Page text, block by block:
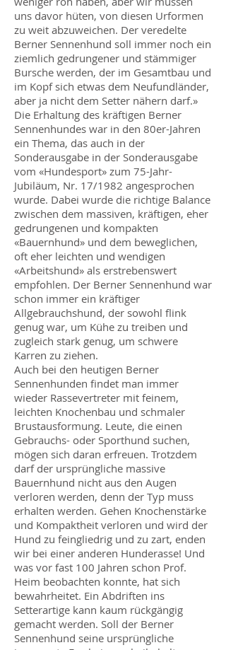
uns davor hüten, von diesen Urformen
zu weit abzuweichen. Der veredelte
Berner Sennenhund soll immer noch ein
ziemlich gedrungener und stämmiger
Bursche werden, der im Gesamtbau und
im Kopf sich etwas dem Neufundländer,
aber ja nicht dem Setter nähern darf.»
Die Erhaltung des kräftigen Berner
Sennenhundes war in den 80er-Jahren
ein Thema, das auch in der
Sonderausgabe in der Sonderausgabe
vom «Hundesport» zum 75-Jahr-
Jubiläum, Nr. 17/1982 angesprochen
wurde. Dabei wurde die richtige Balance
zwischen dem massiven, kräftigen, eher
gedrungenen und kompakten
«Bauernhund» und dem beweglichen,
oft eher leichten und wendigen
«Arbeitshund» als erstrebenswert
empfohlen. Der Berner Sennenhund war
schon immer ein kräftiger
Allgebrauchshund, der sowohl flink
genug war, um Kühe zu treiben und
zugleich stark genug, um schwere
Karren zu ziehen.
Auch bei den heutigen Berner
Sennenhunden findet man immer
wieder Rassevertreter mit feinem,
leichten Knochenbau und schmaler
Brustausformung. Leute, die einen
Gebrauchs- oder Sporthund suchen,
mögen sich daran erfreuen. Trotzdem
darf der ursprüngliche massive
Bauernhund nicht aus den Augen
verloren werden, denn der Typ muss
erhalten werden. Gehen Knochenstärke
und Kompaktheit verloren und wird der
Hund zu feingliedrig und zu zart, enden
wir bei einer anderen Hunderasse! Und
was vor fast 100 Jahren schon Prof.
Heim beobachten konnte, hat sich
bewahrheitet. Ein Abdriften ins
Setterartige kann kaum rückgängig
gemacht werden. Soll der Berner
Sennenhund seine ursprüngliche